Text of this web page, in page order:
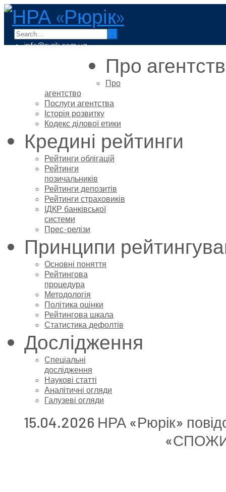
.
info@rurik.com.ua
Про
Про
агентство
Послуги агентства
Історія розвитку
Кодекс ділової етики
Кредині рейтинги
Рейтинги облігацій
Рейтинги
позичальників
Рейтинги депозитів
Рейтинги страховиків
ІДКР банківської
системи
Прес-релізи
Принципи
Основні поняття
Рейтингова
процедура
Методологія
Політика оцінки
Рейтингова шкала
Статистика дефолтів
Дослідження
Спеціальні
дослідження
Наукові статті
Аналітичні огляди
Галузеві огляди
15.04.2026 НРА «Рюрік»